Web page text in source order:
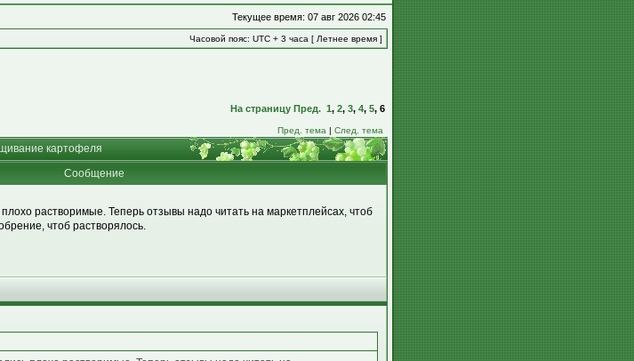
Текущее время: 07 авг 2026 02:45
Часовой пояс: UTC + 3 часа [ Летнее время ]
На страницу Пред. 1, 2, 3, 4, 5, 6
Пред. тема | След. тема
картофеля
Сообщение
растворимые. Теперь отзывы надо читать на маркетплейсах, чтоб
чтоб растворялось.